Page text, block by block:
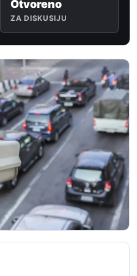
Otvoreno
ZA DISKUSIJU